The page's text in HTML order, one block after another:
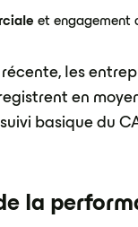
et engagement
les
en
basique du
la